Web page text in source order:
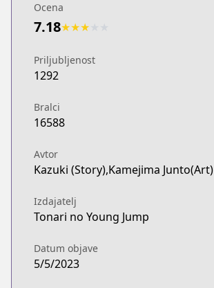
Ocena
7.18★★★
Priljubljenost
1292
Bralci
16588
Avtor
Kazuki (Story),Kamejima Junto(Art)
Izdajatelj
Tonari no Young Jump
Datum objave
5/5/2023